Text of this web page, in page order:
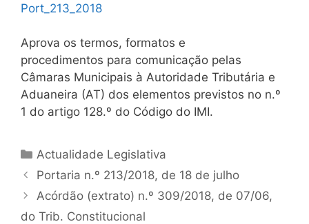
Port_213_2018
Aprova os termos, formatos e
procedimentos para comunicação pelas
Câmaras Municipais à Autoridade Tributária e
Aduaneira (AT) dos elementos previstos no n.º
1 do artigo 128.º do Código do IMI.
Categorias
Actualidade Legislativa
Navegação
de
Portaria n.º 213/2018, de 18 de julho
Acórdão (extrato) n.º 309/2018, de 07/06,
do Trib. Constitucional